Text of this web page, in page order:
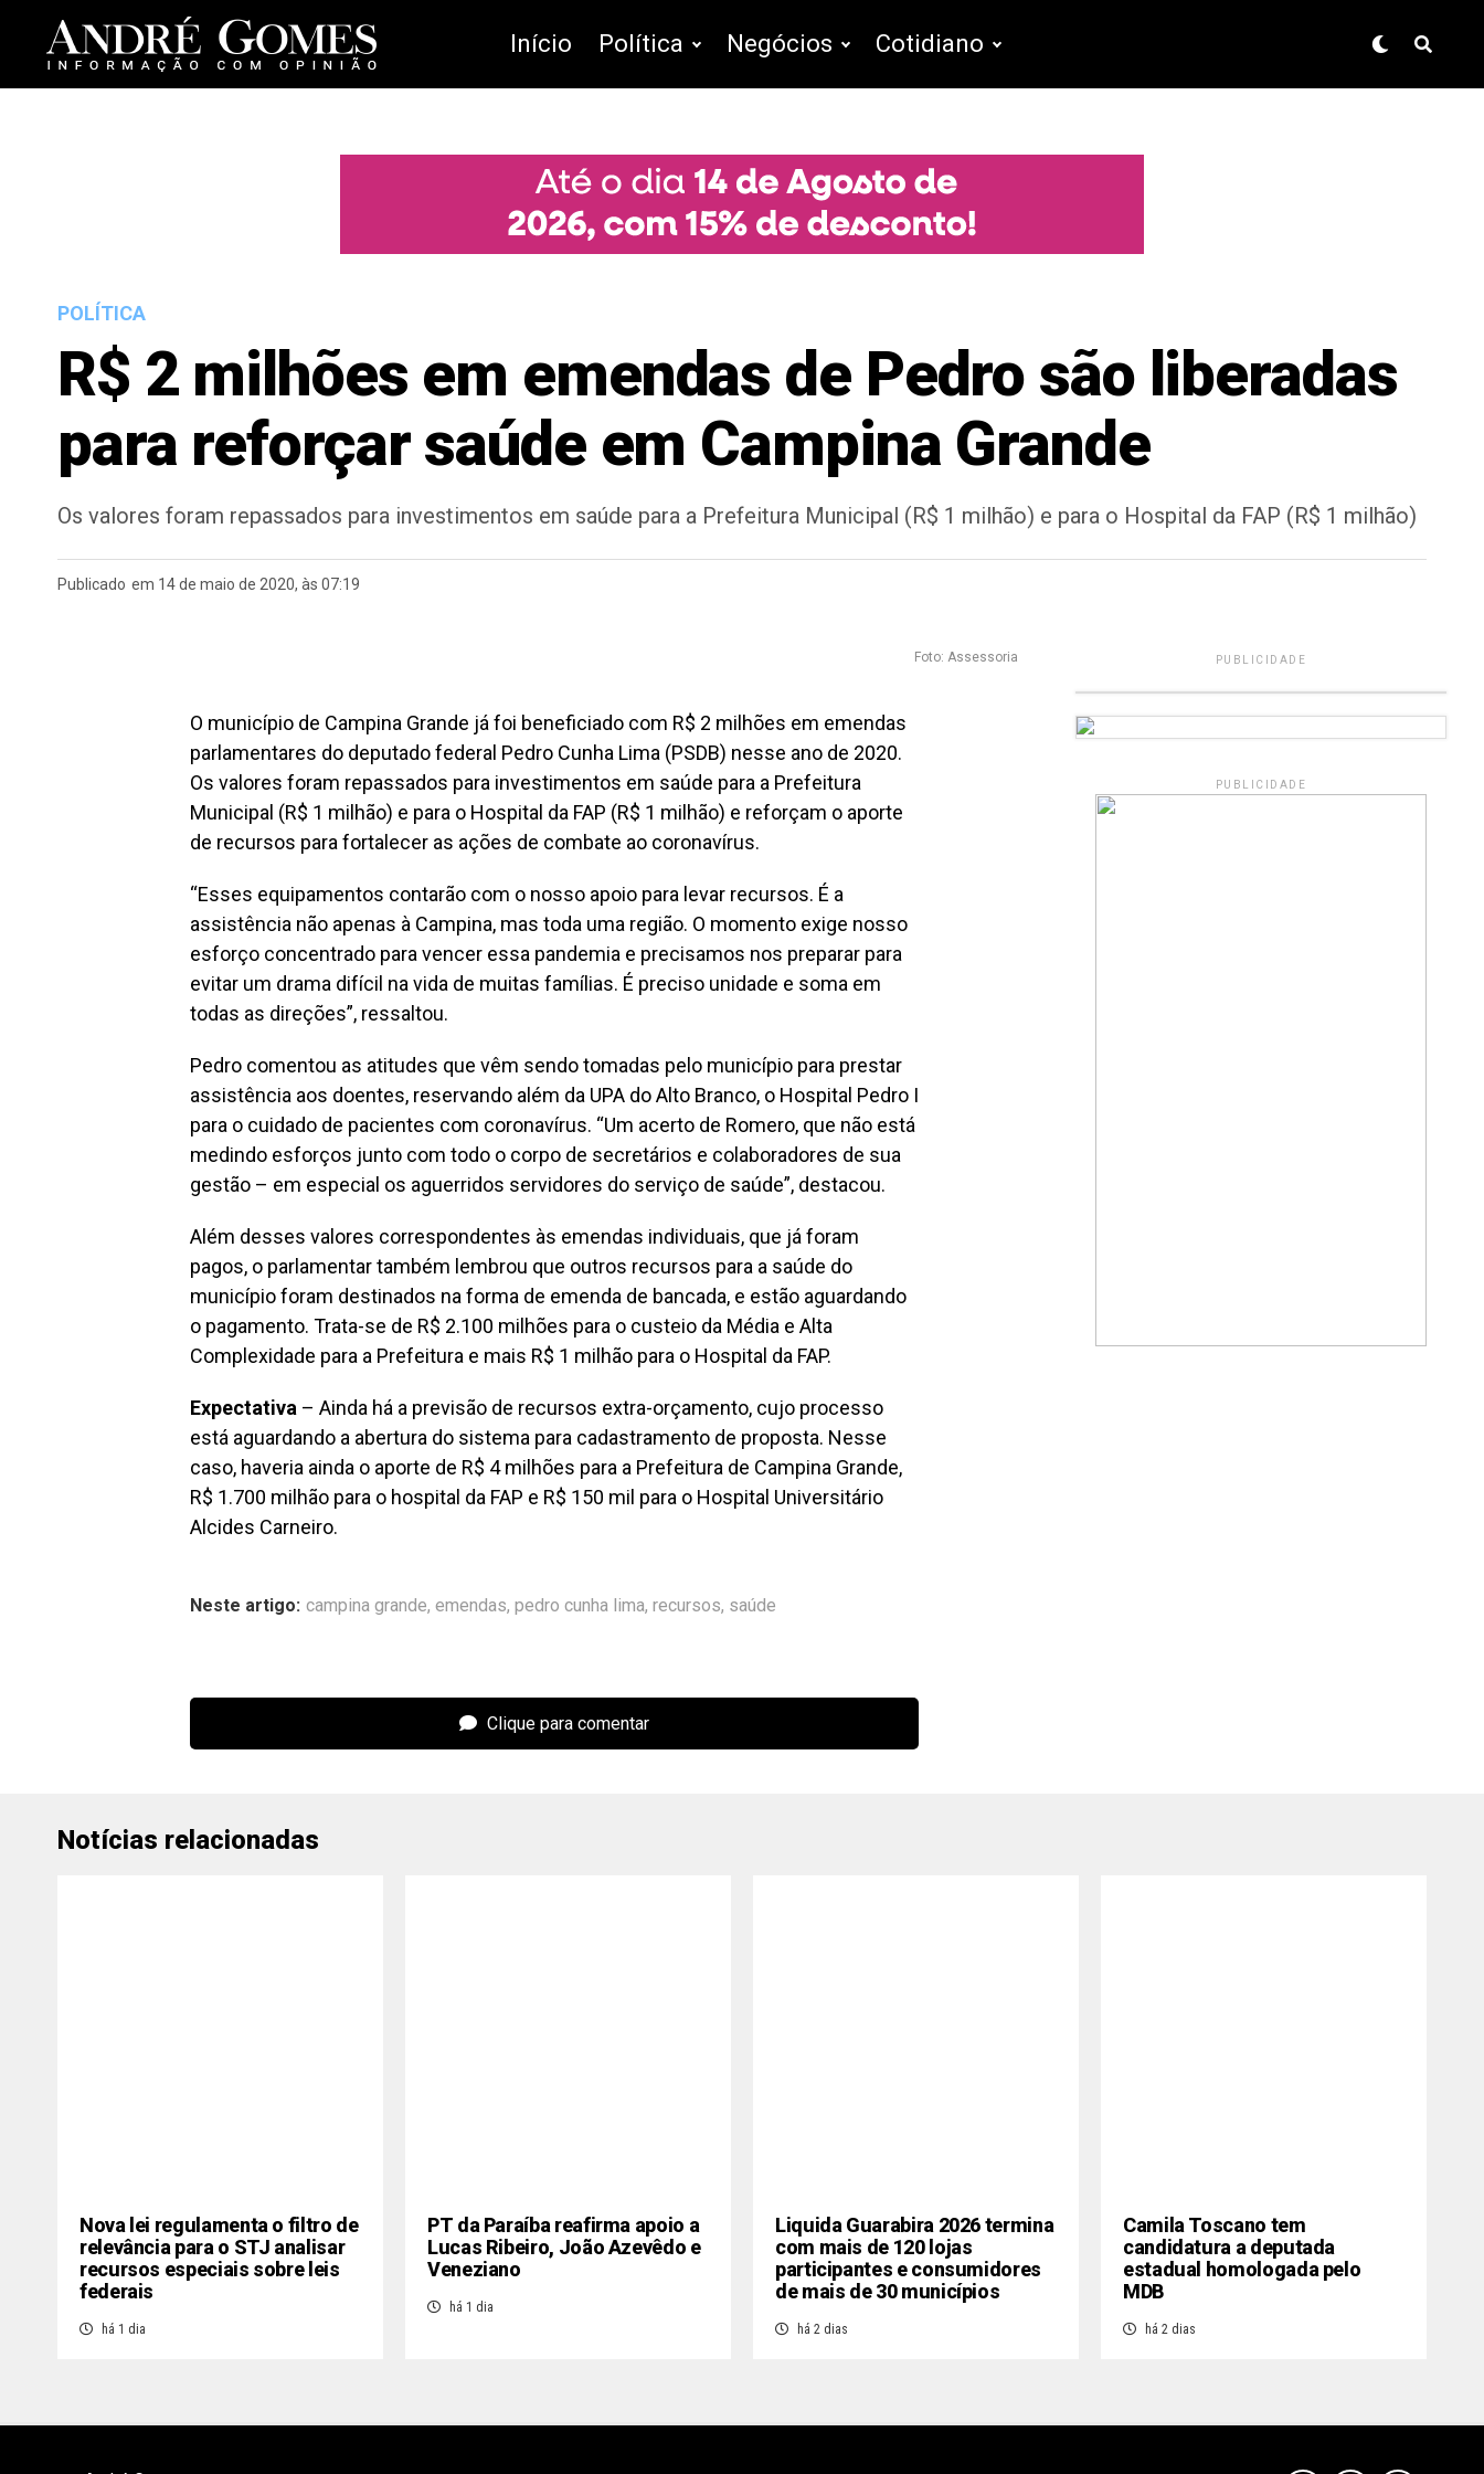
Início Política Negócios Cotidiano
POLÍTICA
R$ 2 milhões em emendas de Pedro são liberadas
para reforçar saúde em Campina Grande
Os valores foram repassados para investimentos em saúde para a Prefeitura Municipal (R$ 1 milhão) e para o Hospital da FAP (R$ 1 milhão)
Publicado em 14 de maio de 2020, às 07:19
Foto: Assessoria
O município de Campina Grande já foi beneficiado com R$ 2 milhões em emendas
parlamentares do deputado federal Pedro Cunha Lima (PSDB) nesse ano de 2020.
Os valores foram repassados para investimentos em saúde para a Prefeitura
Municipal (R$ 1 milhão) e para o Hospital da FAP (R$ 1 milhão) e reforçam o aporte
de recursos para fortalecer as ações de combate ao coronavírus.
“Esses equipamentos contarão com o nosso apoio para levar recursos. É a
assistência não apenas à Campina, mas toda uma região. O momento exige nosso
esforço concentrado para vencer essa pandemia e precisamos nos preparar para
evitar um drama difícil na vida de muitas famílias. É preciso unidade e soma em
todas as direções”, ressaltou.
Pedro comentou as atitudes que vêm sendo tomadas pelo município para prestar
assistência aos doentes, reservando além da UPA do Alto Branco, o Hospital Pedro I
para o cuidado de pacientes com coronavírus. “Um acerto de Romero, que não está
medindo esforços junto com todo o corpo de secretários e colaboradores de sua
gestão – em especial os aguerridos servidores do serviço de saúde”, destacou.
Além desses valores correspondentes às emendas individuais, que já foram
pagos, o parlamentar também lembrou que outros recursos para a saúde do
município foram destinados na forma de emenda de bancada, e estão aguardando
o pagamento. Trata-se de R$ 2.100 milhões para o custeio da Média e Alta
Complexidade para a Prefeitura e mais R$ 1 milhão para o Hospital da FAP. ⠀
Expectativa – Ainda há a previsão de recursos extra-orçamento, cujo processo
está aguardando a abertura do sistema para cadastramento de proposta. Nesse
caso, haveria ainda o aporte de R$ 4 milhões para a Prefeitura de Campina Grande,
R$ 1.700 milhão para o hospital da FAP e R$ 150 mil para o Hospital Universitário
Alcides Carneiro.
Neste artigo: campina grande, emendas, pedro cunha lima, recursos, saúde
Clique para comentar
PUBLICIDADE
PUBLICIDADE
Notícias relacionadas
Nova lei regulamenta o filtro de
relevância para o STJ analisar
recursos especiais sobre leis
federais
há 1 dia
PT da Paraíba reafirma apoio a
Lucas Ribeiro, João Azevêdo e
Veneziano
há 1 dia
Liquida Guarabira 2026 termina
com mais de 120 lojas
participantes e consumidores
de mais de 30 municípios
há 2 dias
Camila Toscano tem
candidatura a deputada
estadual homologada pelo
MDB
há 2 dias